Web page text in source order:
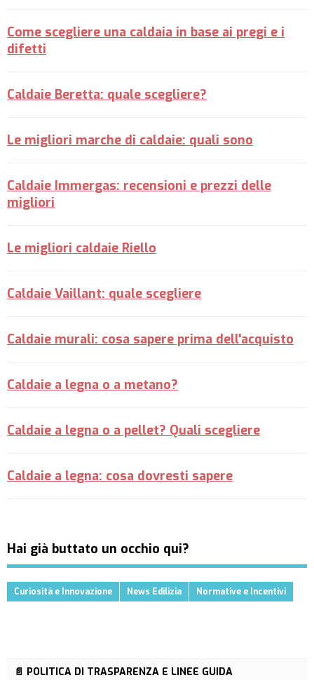
Come scegliere una caldaia in base ai pregi e i
difetti
Caldaie Beretta: quale scegliere?
Le migliori marche di caldaie: quali sono
Caldaie Immergas: recensioni e prezzi delle
migliori
Le migliori caldaie Riello
Caldaie Vaillant: quale scegliere
Caldaie murali: cosa sapere prima dell'acquisto
Caldaie a legna o a metano?
Caldaie a legna o a pellet? Quali scegliere
Caldaie a legna: cosa dovresti sapere
Hai già buttato un occhio qui?
Curiosità e Innovazione News Edilizia Normative e Incentivi
📄 POLITICA DI TRASPARENZA E LINEE GUIDA